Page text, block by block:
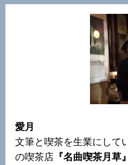
愛月
文筆と喫茶を生業にして
の喫茶店『名曲喫茶月草』